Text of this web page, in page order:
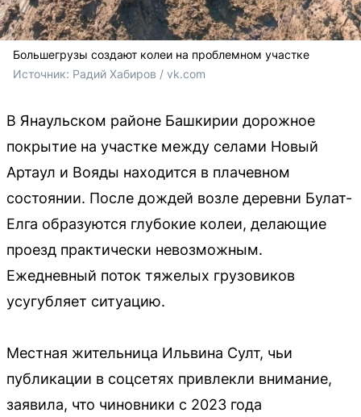
Большегрузы создают колеи на проблемном участке
Источник: Радий Хабиров / vk.com
В Янаульском районе Башкирии дорожное
покрытие на участке между селами Новый
Артаул и Вояды находится в плачевном
состоянии. После дождей возле деревни Булат-
Елга образуются глубокие колеи, делающие
проезд практически невозможным.
Ежедневный поток тяжелых грузовиков
усугубляет ситуацию.
Местная жительница Ильвина Султ, чьи
публикации в соцсетях привлекли внимание,
заявила, что чиновники с 2023 года